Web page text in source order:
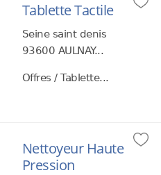
Tablette Tactile
Seine saint denis
93600 AULNAY...
Offres / Tablette...
Nettoyeur Haute
Pression